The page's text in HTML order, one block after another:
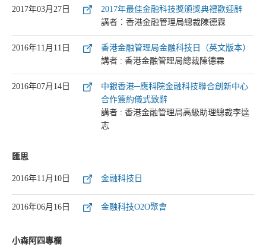
2017年03月27日
2017年最佳金融科技獎頒獎典禮歡迎辭
講者：香港金融管理局總裁陳德霖
2016年11月11日
香港金融管理局金融科技日（英文版本）
講者 : 香港金融管理局總裁陳德霖
2016年07月14日
中銀香港─應科院金融科技聯合創新中心
合作簽約儀式致辭
講者 : 香港金融管理局高級助理總裁李達
志
匯思
2016年11月10日 金融科技日
2016年06月16日 金融科技O2O聚會
小森阿四專欄